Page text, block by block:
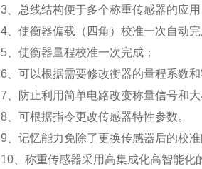
3 、总线结构便于多个称重传感器的应
4 、使衡器偏载（四角）校准一次自动完
5 、使衡器量程校准一次完成；
6 、可以根据需要修改衡器的量程系数
7 、防止利用简单电路改变称量信号和大
8 、可根据指令更改传感器特性参数。
9 、记忆能力免除了更换传感器后的校准
10 、称重传感器采用高集成化高智能化